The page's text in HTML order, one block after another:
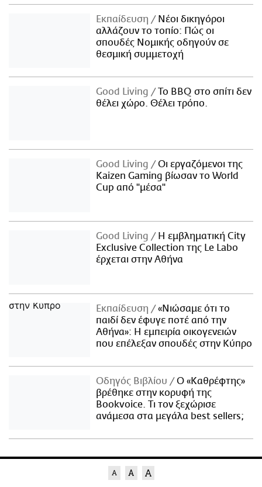
Εκπαίδευση
Νέοι δικηγόροι
αλλάζουν το τοπίο: Πώς οι
σπουδές Νομικής οδηγούν σε
θεσμική συμμετοχή
Good Living
Το BBQ στο σπίτι δεν
θέλει χώρο. Θέλει τρόπο.
Good Living
Οι εργαζόμενοι της
Kaizen Gaming βίωσαν το World
Cup από "μέσα"
Good Living
Η εμβληματική City
Exclusive Collection της Le Labo
έρχεται στην Αθήνα
Εκπαίδευση
«Νιώσαμε ότι το
παιδί δεν έφυγε ποτέ από την
Αθήνα»: Η εμπειρία οικογενειών
που επέλεξαν σπουδές στην Κύπρο
Οδηγός Βιβλίου
Ο «Καθρέφτης»
βρέθηκε στην κορυφή της
Bookvoice. Τι τον ξεχώρισε
ανάμεσα στα μεγάλα best sellers;